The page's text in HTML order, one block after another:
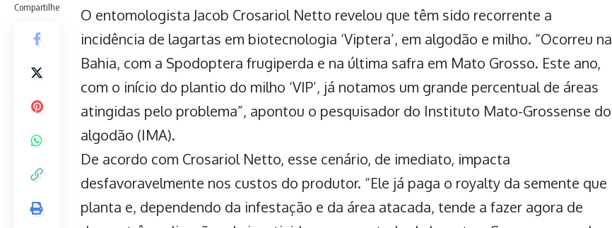
Compartilhe
O entomologista Jacob Crosariol Netto revelou que têm sido recorrente a
incidência de lagartas em biotecnologia ‘Viptera’, em algodão e milho. “Ocorreu na
Bahia, com a Spodoptera frugiperda e na última safra em Mato Grosso. Este ano,
com o início do plantio do milho ‘VIP’, já notamos um grande percentual de áreas
atingidas pelo problema”, apontou o pesquisador do Instituto Mato-Grossense do
algodão (IMA).
De acordo com Crosariol Netto, esse cenário, de imediato, impacta
desfavoravelmente nos custos do produtor. “Ele já paga o royalty da semente que
planta e, dependendo da infestação e da área atacada, tende a fazer agora de